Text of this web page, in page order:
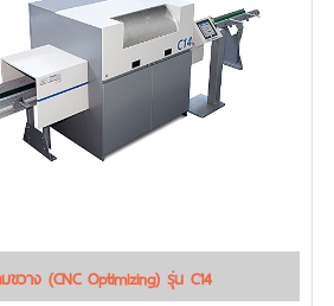
ขวาง (CNC Optimizing) รุ่น C14